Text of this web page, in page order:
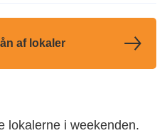
af lokaler
lokalerne i weekenden.